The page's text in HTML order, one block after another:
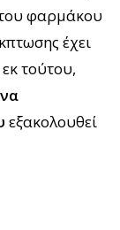
φαρμάκου
έχει
τούτου,
εξακολουθεί